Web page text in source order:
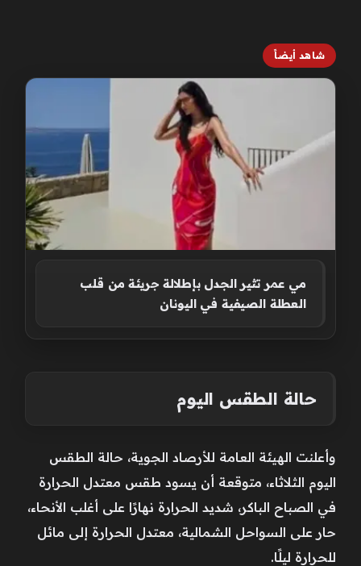
شاهد أيضاً
مي عمر تثير الجدل بإطلالة جريئة من قلب
العطلة الصيفية في اليونان
حالة الطقس اليوم
وأعلنت الهيئة العامة للأرصاد الجوية، حالة الطقس
اليوم الثلاثاء، متوقعة أن يسود طقس معتدل الحرارة
في الصباح الباكر، شديد الحرارة نهارًا على أغلب الأنحاء،
حار على السواحل الشمالية، معتدل الحرارة إلى مائل
للحرارة ليلًا.